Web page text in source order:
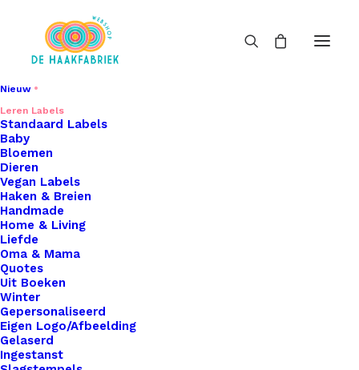
Nieuw
Leren Labels
Standaard Labels
Baby
Bloemen
Dieren
Vegan Labels
Haken & Breien
Handmade
Home & Living
Liefde
Oma & Mama
Quotes
Uit Boeken
Winter
Gepersonaliseerd
Eigen Logo/Afbeelding
Gelaserd
Ingestanst